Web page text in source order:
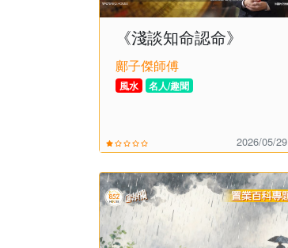
《淺談知命認命》
鄺子傑師傅
風水 名人/趣聞
2026/05/29